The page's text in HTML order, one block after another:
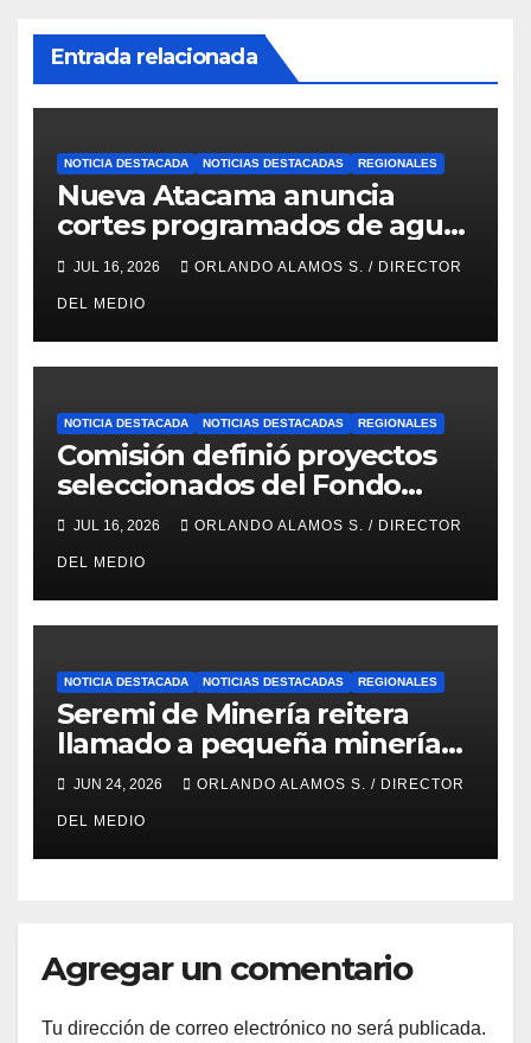
Entrada relacionada
NOTICIA DESTACADA NOTICIAS DESTACADAS REGIONALES
Nueva Atacama anuncia
cortes programados de agua
potable en Copiapó y Caldera:
revisa fechas, horarios y
sectores
JUL 16, 2026 ORLANDO ALAMOS S. / DIRECTOR
DEL MEDIO
NOTICIA DESTACADA NOTICIAS DESTACADAS REGIONALES
Comisión definió proyectos
seleccionados del Fondo
Concursable 2026 de Nueva
Atacama
JUL 16, 2026 ORLANDO ALAMOS S. / DIRECTOR
DEL MEDIO
NOTICIA DESTACADA NOTICIAS DESTACADAS REGIONALES
Seremi de Minería reitera
llamado a pequeña minería
para postulaciones PAMMA
Equipa y Desarrolla 2026
JUN 24, 2026 ORLANDO ALAMOS S. / DIRECTOR
DEL MEDIO
Agregar un comentario
Tu dirección de correo electrónico no será publicada.